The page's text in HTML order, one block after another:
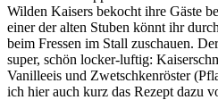
Wilden Kaisers bekocht ihre Gäste
einer der alten Stuben könnt ihr
beim Fressen im Stall zuschauen.
super, schön locker-luftig:
Vanilleeis und Zwetschkenröster
ich hier auch kurz das Rezept dazu